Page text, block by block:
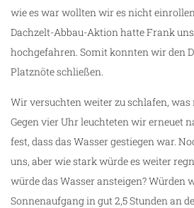
wie es war wollten wir es nicht
Dachzelt-Abbau-Aktion hatte Frank
hochgefahren. Somit konnten wir den
Platznöte schließen.
Wir versuchten weiter zu schlafen, was
Gegen vier Uhr leuchteten wir erneuet
fest, dass das Wasser gestiegen war.
uns, aber wie stark würde es weiter
würde das Wasser ansteigen? Würden
Sonnenaufgang in gut 2,5 Stunden an